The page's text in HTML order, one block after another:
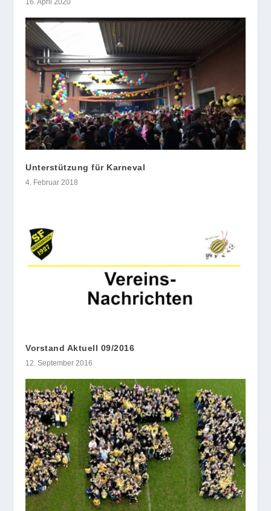
16. April 2020
Unterstützung für Karneval
4. Februar 2018
Vorstand Aktuell 09/2016
12. September 2016